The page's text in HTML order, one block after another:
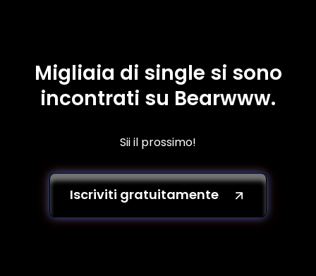
Migliaia di single si sono
incontrati su Bearwww.
Sii il prossimo!
Iscriviti gratuitamente